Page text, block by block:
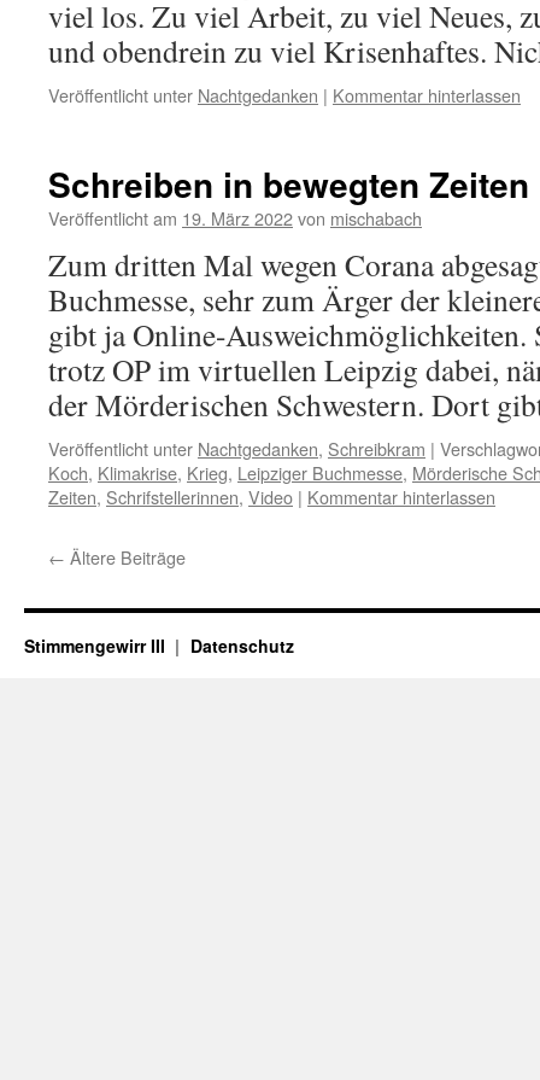
viel los. Zu viel Arbeit, zu viel Neues,
und obendrein zu viel Krisenhaftes.
Veröffentlicht unter Nachtgedanken | Kommentar hinterlassen
Schreiben in bewegten Zeiten
Veröffentlicht am 19. März 2022von mischabach
Zum dritten Mal wegen Corana
Buchmesse, sehr zum Ärger der
gibt ja Online-Ausweichmöglichkeiten.
trotz OP im virtuellen Leipzig dabei,
der Mörderischen Schwestern. Dort
Veröffentlicht unter Nachtgedanken, Schreibkram |
Koch, Klimakrise, Krieg, Leipziger Buchmesse, Mörderische
Zeiten, Schrifstellerinnen, Video | Kommentar hinterlassen
← Ältere Beiträge
Stimmengewirr III Datenschutz